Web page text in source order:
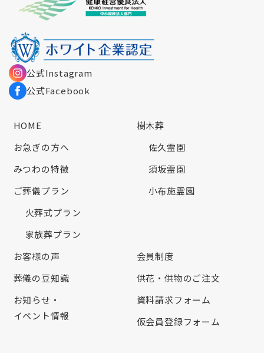
公式Instagram
公式Facebook
HOME
お急ぎの方へ
みつわの特徴
ご葬儀プラン
火葬式プラン
家族葬プラン
樹木葬
佐久霊園
須坂霊園
小布施霊園
お客様の声
葬儀の豆知識
お知らせ・
イベント情報
会員制度
供花・供物のご注文
資料請求フォーム
仮会員登録フォーム